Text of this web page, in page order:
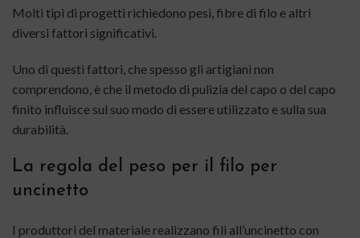
Molti tipi di progetti richiedono pesi, fibre di filo e altri
diversi fattori significativi.
Uno di questi fattori, che spesso gli artigiani non
comprendono, è che il metodo di pulizia del capo o del capo
finito influisce sul suo modo di essere utilizzato e sulla sua
durabilità.
La regola del peso per il filo per
uncinetto
I produttori del materiale realizzano fili all’uncinetto con